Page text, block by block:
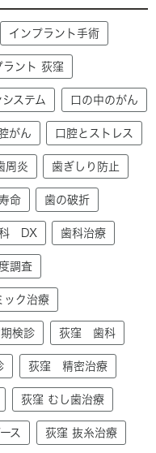
インプラント手術
ラント 荻窪
ステム 口の中のがん
がん 口腔とストレス
周炎 歯ぎしり防止
命 歯の破折
DX 歯科治療
調査
ク治療
検診 荻窪 歯科
荻窪 精密治療
荻窪 むし歯治療
ス 荻窪 抜糸治療